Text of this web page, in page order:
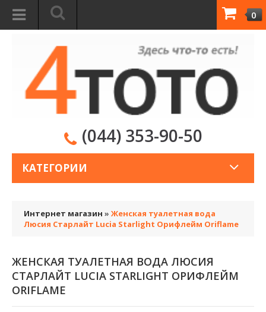
0
(044) 353-90-50
КАТЕГОРИИ
Интернет магазин » Женская туалетная вода
Люсия Старлайт Lucia Starlight Орифлейм Oriflame
ЖЕНСКАЯ ТУАЛЕТНАЯ ВОДА ЛЮСИЯ
СТАРЛАЙТ LUCIA STARLIGHT ОРИФЛЕЙМ
ORIFLAME